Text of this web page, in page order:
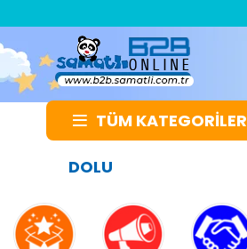
TÜM KATEGORİLER
DOLU